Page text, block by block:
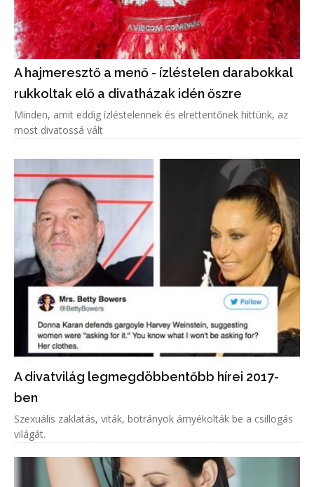
A hajmeresztő a menő - ízléstelen darabokkal
rukkoltak elő a divatházak idén őszre
Minden, amit eddig ízléstelennek és elrettentőnek hittünk, az
most divatossá vált
A divatvilág legmegdöbbentőbb hírei 2017-
ben
Szexuális zaklatás, viták, botrányok árnyékolták be a csillogás
világát.